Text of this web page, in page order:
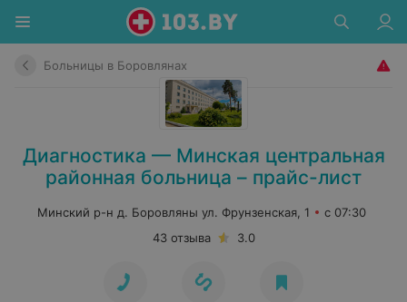
Больницы в Боровлянах
Диагностика — Минская центральная
районная больница – прайс-лист
Минский р-н д. Боровляны ул. Фрунзенская, 1
с 07:30
43 отзыва
3.0